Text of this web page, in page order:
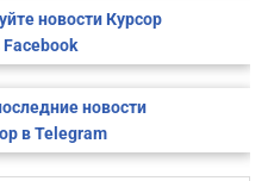
новости Курсор
Facebook
новости
в Telegram